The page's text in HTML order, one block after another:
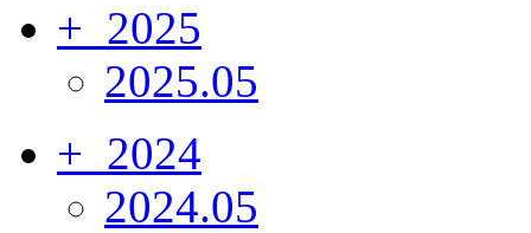
+ 2025
2025.05
+ 2024
2024.05